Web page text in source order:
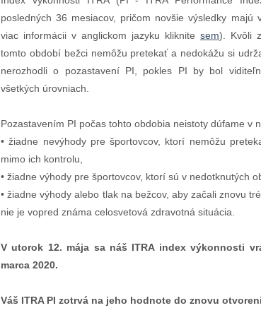
posledných 36 mesiacov, pričom novšie výsledky majú
viac informácii v anglickom jazyku kliknitesem). Kvôli
tomto období bežci nemôžu pretekať a nedokážu si
nerozhodli o pozastavení PI, pokles PI by bol
všetkých úrovniach.
Pozastavením PI počas tohto obdobia neistoty dúfame v
• žiadne nevýhody pre športovcov, ktorí nemôžu
mimo ich kontrolu,
• žiadne výhody pre športovcov, ktorí sú v nedotknutých
• žiadne výhody alebo tlak na bežcov, aby začali znovu
nie je vopred známa celosvetová zdravotná situácia.
V utorok 12. mája sa náš ITRA index výkonnosti
marca 2020.
Váš ITRA PI zotrvá na jeho hodnote do znovu